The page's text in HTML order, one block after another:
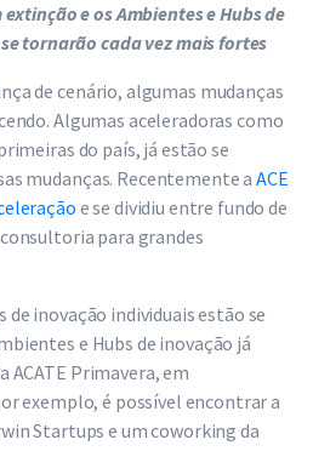
e os Ambientes e Hubs de
tornarão cada vez mais fortes
de cenário, algumas mudanças
Algumas aceleradoras como
do país, já estão se
mudanças. Recentemente a ACE
e se dividiu entre fundo de
para grandes
inovação individuais estão se
e Hubs de inovação já
ACATE Primavera, em
exemplo, é possível encontrar a
Startups e um coworking da